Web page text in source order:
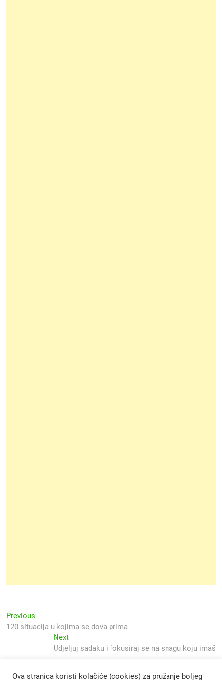
Navigacija
objava
Previous
post:
120 situacija u kojima se dova prima
NextNext
post:
Udjeljuj sadaku i fokusiraj se na snagu koju imaš
Ova stranica koristi kolačiće (cookies) za pružanje boljeg